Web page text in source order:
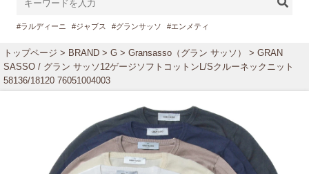
#ラルディーニ #ジャブス #グランサッソ #エンメティ
トップページ > BRAND > G > Gransasso（グラン サッソ）
> GRAN
SASSO / グラン サッソ12ゲージソフトコットンL/Sクルーネックニット
58136/18120 76051004003